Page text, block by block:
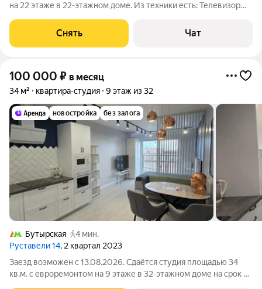
на 22 этаже в 22-этажном доме. Из техники есть: Телевизор
выходят на улицу. В
Снять Чат
100 000 ₽ в месяц
34 м² квартира-студия 9 этаж из 32
новостройка без залога
Бутырская
4 мин.
Руставели 14, 2 квартал 2023
Заезд возможен с 13.08.2026. Сдаётся студия площадью 34
кв.м. с евроремонтом на 9 этаже в 32-этажном доме на срок от